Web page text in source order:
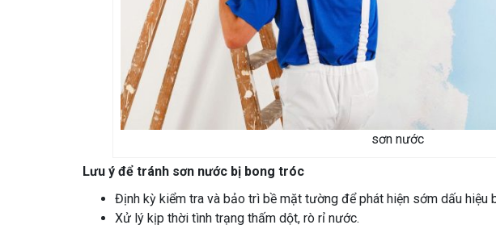
sơn nước
Lưu ý để tránh sơn nước bị bong tróc
Định kỳ kiểm tra và bảo trì bề mặt tường để phát hiện sớm dấu hiệu
Xử lý kịp thời tình trạng thấm dột, rò rỉ nước.